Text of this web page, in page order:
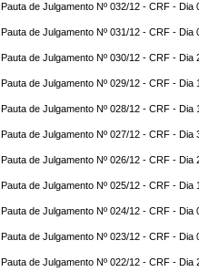
Pauta de Julgamento Nº 032/12 - CRF - Dia
Pauta de Julgamento Nº 031/12 - CRF - Dia
Pauta de Julgamento Nº 030/12 - CRF - Dia
Pauta de Julgamento Nº 029/12 - CRF - Dia
Pauta de Julgamento Nº 028/12 - CRF - Dia
Pauta de Julgamento Nº 027/12 - CRF - Dia
Pauta de Julgamento Nº 026/12 - CRF - Dia
Pauta de Julgamento Nº 025/12 - CRF - Dia
Pauta de Julgamento Nº 024/12 - CRF - Dia
Pauta de Julgamento Nº 023/12 - CRF - Dia
Pauta de Julgamento Nº 022/12 - CRF - Dia